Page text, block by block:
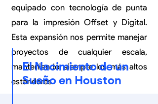
equipado con tecnología de punta
para la impresión Offset y Digital.
Esta expansión nos permite manejar
proyectos de cualquier escala,
manteniendo siempre los más altos
estándares.
El Nacimiento de un
Sueño en Houston